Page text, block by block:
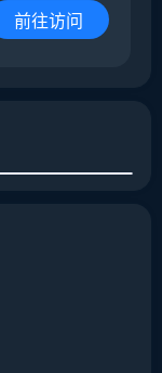
前往访问